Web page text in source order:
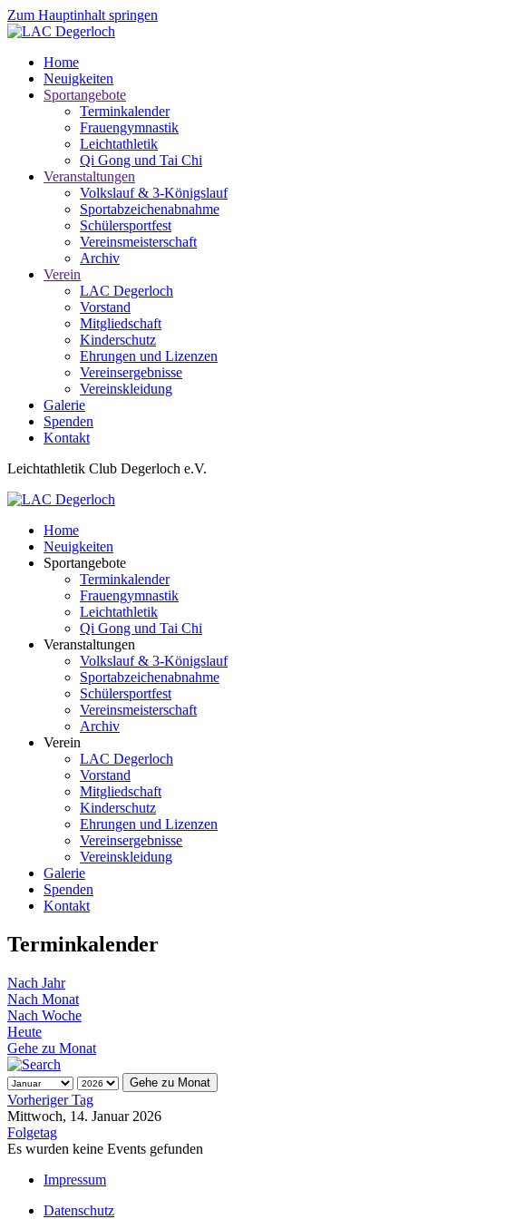
Zum Hauptinhalt springen
Home
Neuigkeiten
Sportangebote
Terminkalender
Frauengymnastik
Leichtathletik
Qi Gong und Tai Chi
Veranstaltungen
Volkslauf & 3-Königslauf
Sportabzeichenabnahme
Schülersportfest
Vereinsmeisterschaft
Archiv
Verein
LAC Degerloch
Vorstand
Mitgliedschaft
Kinderschutz
Ehrungen und Lizenzen
Vereinsergebnisse
Vereinskleidung
Galerie
Spenden
Kontakt
Leichtathletik Club Degerloch e.V.
Home
Neuigkeiten
Sportangebote
Terminkalender
Frauengymnastik
Leichtathletik
Qi Gong und Tai Chi
Veranstaltungen
Volkslauf & 3-Königslauf
Sportabzeichenabnahme
Schülersportfest
Vereinsmeisterschaft
Archiv
Verein
LAC Degerloch
Vorstand
Mitgliedschaft
Kinderschutz
Ehrungen und Lizenzen
Vereinsergebnisse
Vereinskleidung
Galerie
Spenden
Kontakt
Terminkalender
Nach Jahr
Nach Monat
Nach Woche
Heute
Gehe zu Monat
Gehe zu Monat
Vorheriger Tag
Mittwoch, 14. Januar 2026
Folgetag
Es wurden keine Events gefunden
Impressum
Datenschutz